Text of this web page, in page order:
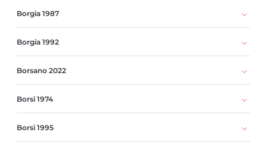
Borgia 1987
Borgia 1992
Borsano 2022
Borsi 1974
Borsi 1995